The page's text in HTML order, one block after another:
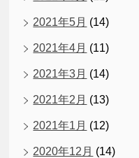
2021年5月 (14)
2021年4月 (11)
2021年3月 (14)
2021年2月 (13)
2021年1月 (12)
2020年12月 (14)